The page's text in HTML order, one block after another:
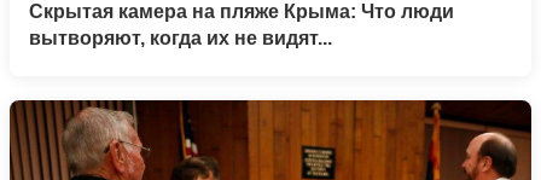
Скрытая камера на пляже Крыма: Что люди
вытворяют, когда их не видят...